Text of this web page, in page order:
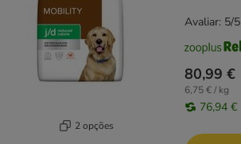
2 opções
80,99 €
6,75 € / kg
76,94 €
Avaliar: 5/5